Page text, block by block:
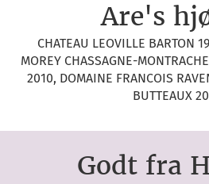
Are's
CHATEAU LEOVILLE BARTON
MOREY CHASSAGNE-
2010, DOMAINE FRANCOIS
BUTTEAUX
Godt fra